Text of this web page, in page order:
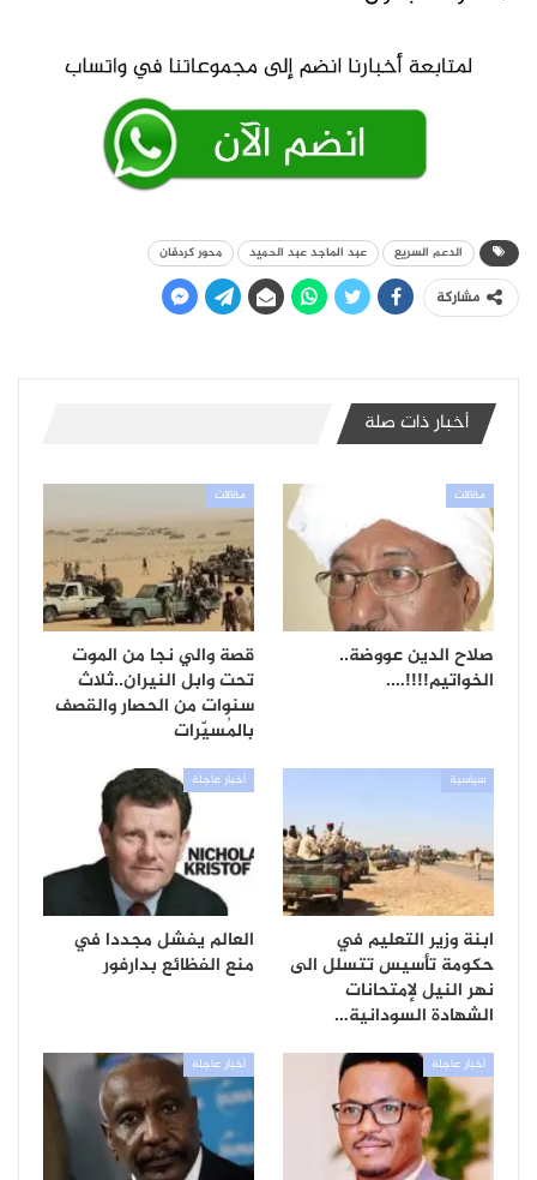
الدعم السريع عبد الماجد عبد الحميد محور كردفان
مشاركة
أخبار ذات صلة
مقالات
صلاح الدين عووضة..
الخواتيم!!!!….
مقالات
قصة والي نجا من الموت
تحت وابل النيران..ثلاث
سنوات من الحصار والقصف
بالمُسيّرات
سياسية
ابنة وزير التعليم في
حكومة تأسيس تتسلل الى
نهر النيل لإمتحانات
الشهادة السودانية…
أخبار عاجلة
العالم يفشل مجددا في
منع الفظائع بدارفور
أخبار عاجلة أخبار عاجلة